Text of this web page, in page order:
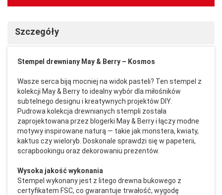
Szczegóły
Stempel drewniany May & Berry – Kosmos
Wasze serca biją mocniej na widok pasteli? Ten stempel z
kolekcji May & Berry to idealny wybór dla miłośników
subtelnego designu i kreatywnych projektów DIY.
Pudrowa kolekcja drewnianych stempli została
zaprojektowana przez blogerki May & Berry i łączy modne
motywy inspirowane naturą — takie jak monstera, kwiaty,
kaktus czy wieloryb. Doskonale sprawdzi się w papeterii,
scrapbookingu oraz dekorowaniu prezentów.
Wysoka jakość wykonania
Stempel wykonany jest z litego drewna bukowego z
certyfikatem FSC, co gwarantuje trwałość, wygodę